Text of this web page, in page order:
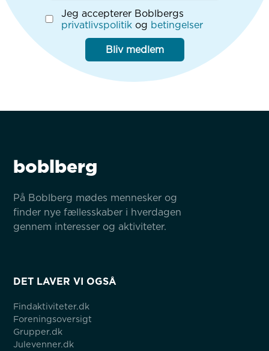
Jeg accepterer Boblbergs
privatlivspolitik og betingelser
Bliv medlem
boblberg
På Boblberg mødes mennesker og
finder nye fællesskaber i hverdagen
gennem interesser og aktiviteter.
DET LAVER VI OGSÅ
Findaktiviteter.dk
Foreningsoversigt
Grupper.dk
Julevenner.dk